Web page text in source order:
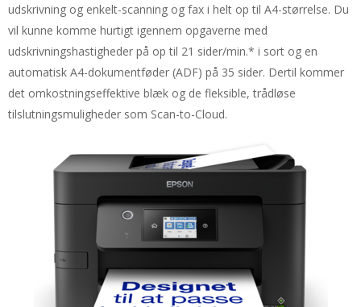
udskrivning og enkelt-scanning og fax i helt op til A4-størrelse. Du
vil kunne komme hurtigt igennem opgaverne med
udskrivningshastigheder på op til 21 sider/min.* i sort og en
automatisk A4-dokumentføder (ADF) på 35 sider. Dertil kommer
det omkostningseffektive blæk og de fleksible, trådløse
tilslutningsmuligheder som Scan-to-Cloud.